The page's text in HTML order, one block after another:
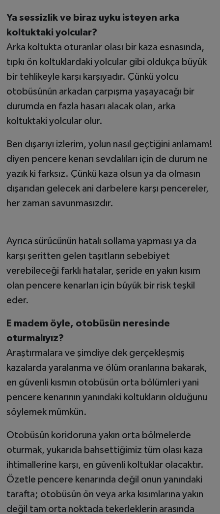
Ya sessizlik ve biraz uyku isteyen arka
koltuktaki yolcular?
Arka koltukta oturanlar olası bir kaza esnasında,
tıpkı ön koltuklardaki yolcular gibi oldukça büyük
bir tehlikeyle karşı karşıyadır. Çünkü yolcu
otobüsünün arkadan çarpışma yaşayacağı bir
durumda en fazla hasarı alacak olan, arka
koltuktaki yolcular olur.
Ben dışarıyı izlerim, yolun nasıl geçtiğini anlamam!
diyen pencere kenarı sevdalıları için de durum ne
yazık ki farksız. Çünkü kaza olsun ya da olmasın
dışarıdan gelecek ani darbelere karşı pencereler,
her zaman savunmasızdır.
Ayrıca sürücünün hatalı sollama yapması ya da
karşı şeritten gelen taşıtların sebebiyet
verebileceği farklı hatalar, şeride en yakın kısım
olan pencere kenarları için büyük bir risk teşkil
eder.
E madem öyle, otobüsün neresinde
oturmalıyız?
Araştırmalara ve şimdiye dek gerçekleşmiş
kazalarda yaralanma ve ölüm oranlarına bakarak,
en güvenli kısmın otobüsün orta bölümleri yani
pencere kenarının yanındaki koltukların olduğunu
söylemek mümkün.
Otobüsün koridoruna yakın orta bölmelerde
oturmak, yukarıda bahsettiğimiz tüm olası kaza
ihtimallerine karşı, en güvenli koltuklar olacaktır.
Özetle pencere kenarında değil onun yanındaki
tarafta; otobüsün ön veya arka kısımlarına yakın
değil tam orta noktada tekerleklerin arasında